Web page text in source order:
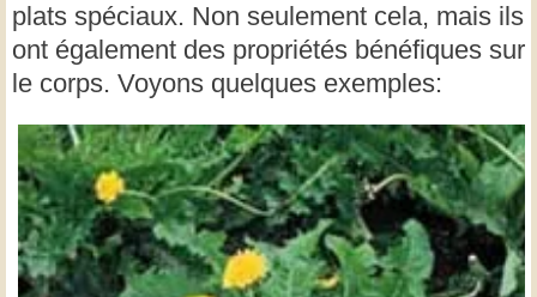
plats spéciaux. Non seulement cela, mais ils
ont également des propriétés bénéfiques sur
le corps. Voyons quelques exemples: